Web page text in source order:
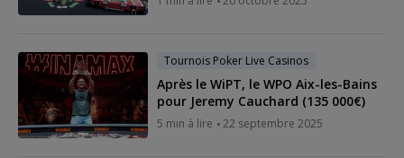
Tournois Poker Live Casinos
Après le WiPT, le WPO Aix-les-Bains
pour Jeremy Cauchard (135 000€)
5 min à lire 22 septembre 2025